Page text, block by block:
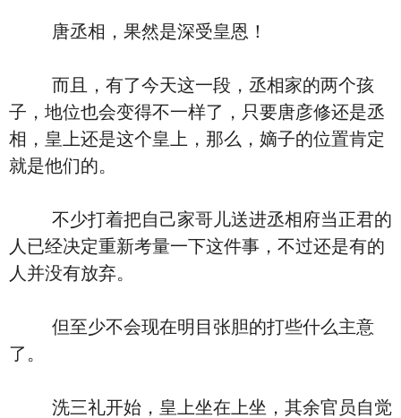
唐丞相，果然是深受皇恩！
而且，有了今天这一段，丞相家的两个孩
子，地位也会变得不一样了，只要唐彦修还是丞
相，皇上还是这个皇上，那么，嫡子的位置肯定
就是他们的。
不少打着把自己家哥儿送进丞相府当正君的
人已经决定重新考量一下这件事，不过还是有的
人并没有放弃。
但至少不会现在明目张胆的打些什么主意
了。
洗三礼开始，皇上坐在上坐，其余官员自觉